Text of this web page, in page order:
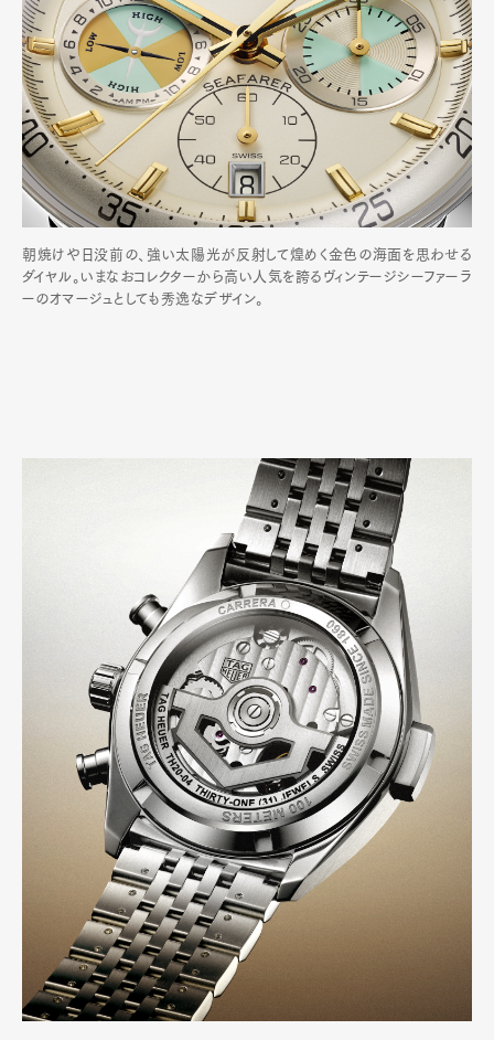
朝焼けや日没前の、強い太陽光が反射して煌めく金色の海面を思わせる
ダイヤル。いまなおコレクターから高い人気を誇るヴィンテージシーファーラ
ーのオマージュとしても秀逸なデザイン。